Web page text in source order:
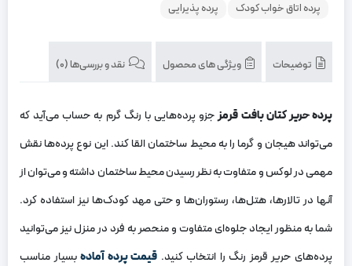
پرده اتاق خواب کودک
پرده پذیرایی
توضیحات ویژگی های محصول نقد و بررسی‌ها (0)
پرده حریر کتان بافت قرمزجزو پرده‌هایی با رنگ گرم به حساب می‌آید که
می‌تواند هیجان و گرما را به محیط ساختمان القا کند. این نوع پرده‌ها نقش
مهمی در لوکس و متفاوت به نظر رسیدن محیط ساختمان داشته و می‌توان از
آنها در تالارها، هتل‌ها، رستوران‌ها و حتی مهد کودک‌ها نیز استفاده کرد.
شما به منظور ایجاد جلوه‌ای متفاوت و منحصر به فرد در منزل نیز می‌توانید
پرده‌های حریر قرمز رنگ را انتخاب کنید. قیمت پرده آمادهبسیار مناسب